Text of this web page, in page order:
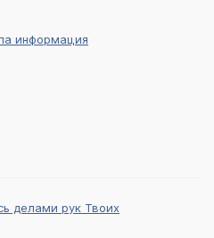
информация
делами рук Твоих